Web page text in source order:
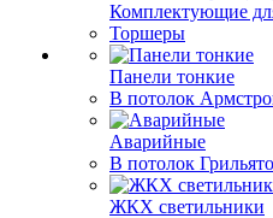
Комплектующие
Торшеры
Панели тонкие
В потолок
Аварийные
В потолок Грильято
ЖКХ светильники